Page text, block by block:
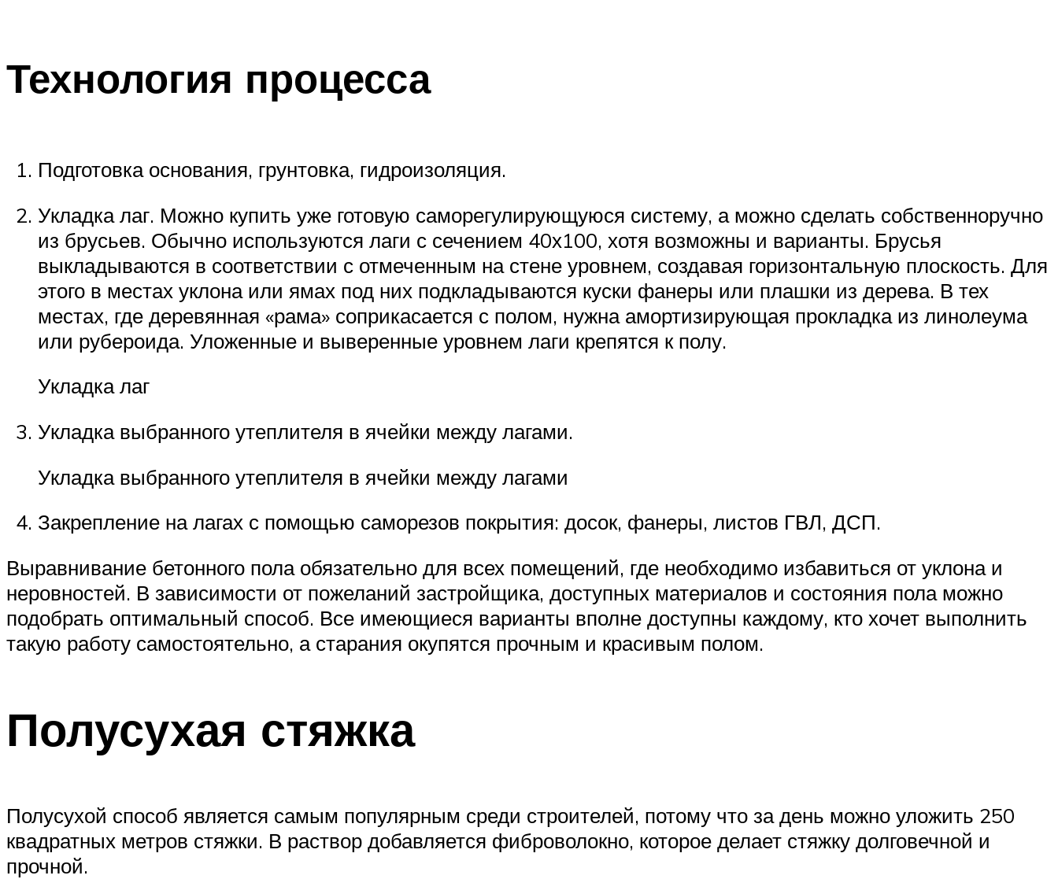
Технология процесса
Подготовка основания, грунтовка, гидроизоляция.
Укладка лаг. Можно купить уже готовую саморегулирующуюся систему, а можно сделать собственноручно
из брусьев. Обычно используются лаги с сечением 40х100, хотя возможны и варианты. Брусья
выкладываются в соответствии с отмеченным на стене уровнем, создавая горизонтальную плоскость. Для
этого в местах уклона или ямах под них подкладываются куски фанеры или плашки из дерева. В тех
местах, где деревянная «рама» соприкасается с полом, нужна амортизирующая прокладка из линолеума
или рубероида. Уложенные и выверенные уровнем лаги крепятся к полу.
Укладка лаг
Укладка выбранного утеплителя в ячейки между лагами.
Укладка выбранного утеплителя в ячейки между лагами
Закрепление на лагах с помощью саморезов покрытия: досок, фанеры, листов ГВЛ, ДСП.
Выравнивание бетонного пола обязательно для всех помещений, где необходимо избавиться от уклона и
неровностей. В зависимости от пожеланий застройщика, доступных материалов и состояния пола можно
подобрать оптимальный способ. Все имеющиеся варианты вполне доступны каждому, кто хочет выполнить
такую работу самостоятельно, а старания окупятся прочным и красивым полом.
Полусухая стяжка
Полусухой способ является самым популярным среди строителей, потому что за день можно уложить 250
квадратных метров стяжки. В раствор добавляется фиброволокно, которое делает стяжку долговечной и
прочной.